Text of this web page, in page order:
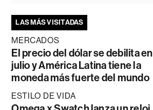
LAS MÁS VISITADAS
MERCADOS
El precio del dólar se debilita en
julio y América Latina tiene la
moneda más fuerte del mundo
ESTILO DE VIDA